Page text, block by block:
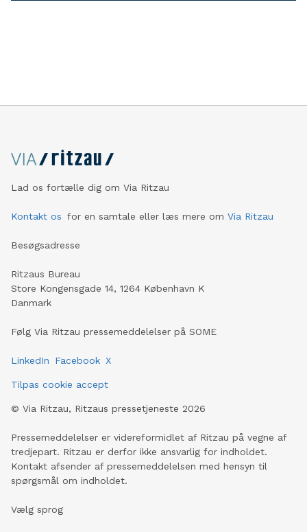
Lad os fortælle dig om Via Ritzau
Kontakt os for en samtale eller læs mere om Via Ritzau
Besøgsadresse
Ritzaus Bureau
Store Kongensgade 14, 1264 København K
Danmark
Følg Via Ritzau pressemeddelelser på SOME
LinkedIn Facebook X
Tilpas cookie accept
© Via Ritzau, Ritzaus pressetjeneste 2026
Pressemeddelelser er videreformidlet af Ritzau på vegne af
tredjepart. Ritzau er derfor ikke ansvarlig for indholdet.
Kontakt afsender af pressemeddelelsen med hensyn til
spørgsmål om indholdet.
Vælg sprog